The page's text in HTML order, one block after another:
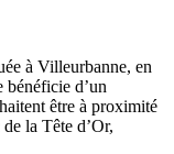
à Villeurbanne, en
d’un
être à proximité
la Tête d’Or,